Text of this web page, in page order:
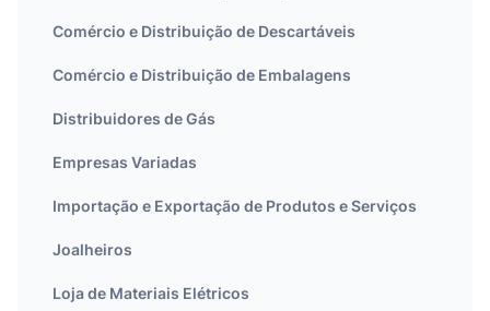
Comércio e Distribuição de Descartáveis
Comércio e Distribuição de Embalagens
Distribuidores de Gás
Empresas Variadas
Importação e Exportação de Produtos e Serviços
Joalheiros
Loja de Materiais Elétricos